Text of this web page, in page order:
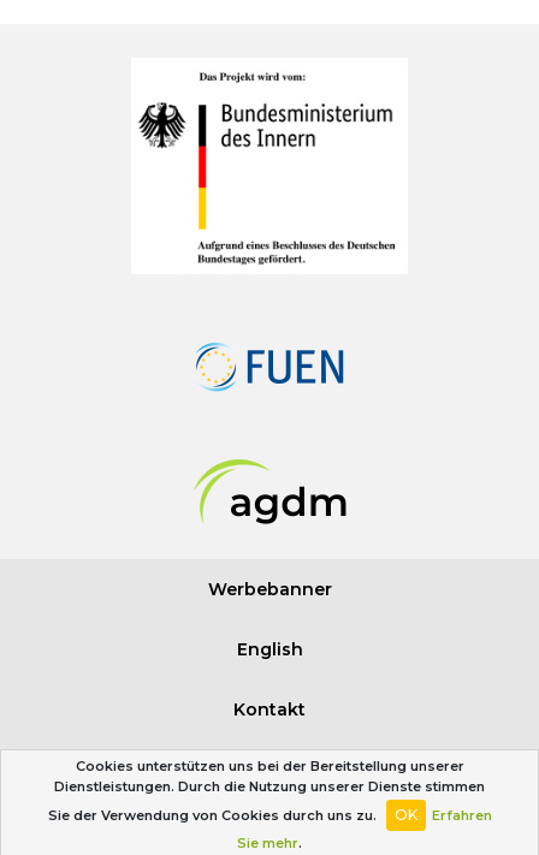
Werbebanner
English
Kontakt
Impressum
Cookies unterstützen uns bei der Bereitstellung unserer
Dienstleistungen. Durch die Nutzung unserer Dienste stimmen
Sie der Verwendung von Cookies durch uns zu.
OK
Erfahren
Sie mehr.